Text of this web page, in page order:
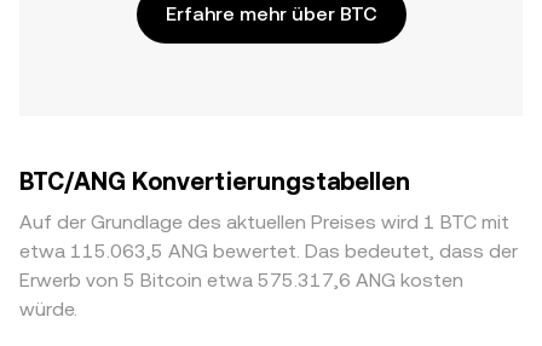
Erfahre mehr über BTC
BTC/ANG Konvertierungstabellen
Auf der Grundlage des aktuellen Preises wird 1 BTC mit
etwa 115.063,5 ANG bewertet. Das bedeutet, dass der
Erwerb von 5 Bitcoin etwa 575.317,6 ANG kosten
würde.